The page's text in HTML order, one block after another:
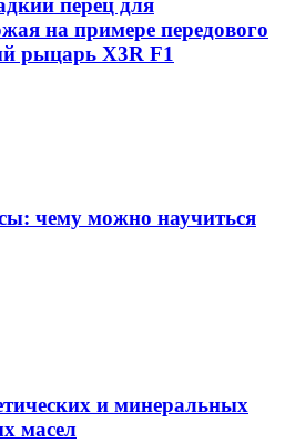
перец для
на примере передового
рыцарь X3R F1
чему можно научиться
и минеральных
масел